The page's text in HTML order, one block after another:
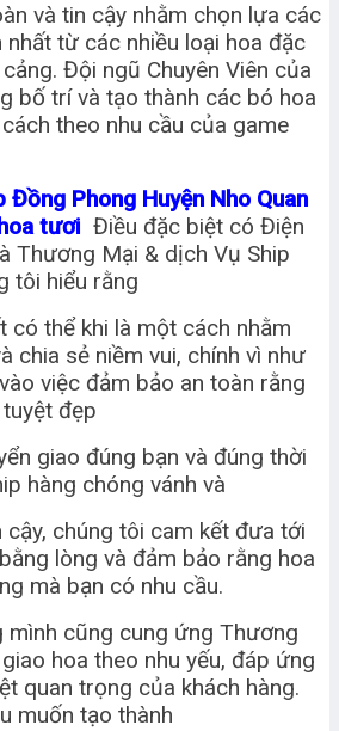
và tin cậy nhằm chọn lựa các
từ các nhiều loại hoa đặc
Đội ngũ Chuyên Viên của
bố trí và tạo thành các bó hoa
theo nhu cầu của game
Đồng Phong Huyện Nho Quan
tươi Điều đặc biệt có Điện
Thương Mại & dịch Vụ Ship
tôi hiểu rằng
có thể khi là một cách nhằm
chia sẻ niềm vui, chính vì như
việc đảm bảo an toàn rằng
đẹp
giao đúng bạn và đúng thời
hàng chóng vánh và
cậy, chúng tôi cam kết đưa tới
lòng và đảm bảo rằng hoa
mà bạn có nhu cầu.
mình cũng cung ứng Thương
hoa theo nhu yếu, đáp ứng
quan trọng của khách hàng.
muốn tạo thành